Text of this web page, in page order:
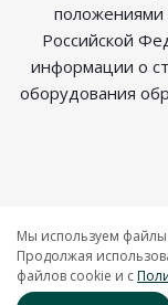
положениями
Российской
информации о
оборудования
Мы используем файлы
Продолжая
файлов cookie и c